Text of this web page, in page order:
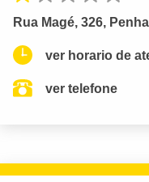
Rua Magé, 326,
ver horario de
ver telefone